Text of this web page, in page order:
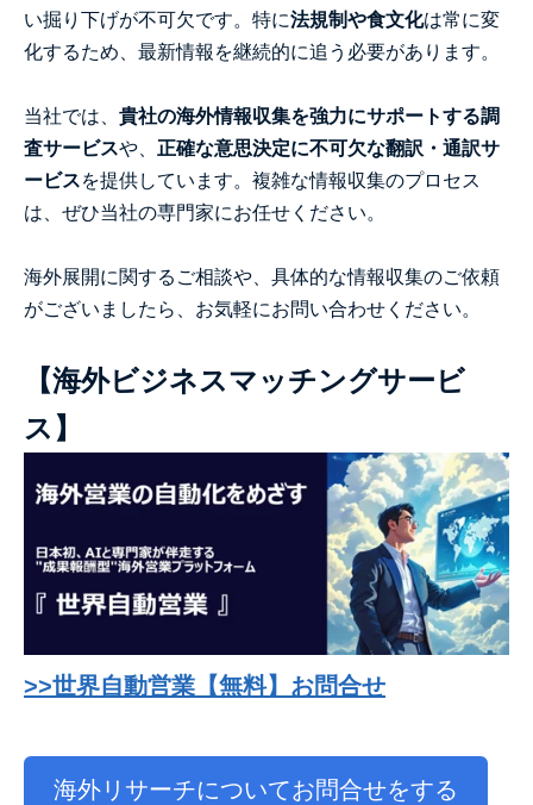
い掘り下げが不可欠です。特に法規制や食文化は常に変
化するため、最新情報を継続的に追う必要があります。
当社では、 貴社の海外情報収集を強力にサポートする調
査サービスや、 正確な意思決定に不可欠な翻訳・通訳サ
ービスを提供しています。複雑な情報収集のプロセス
は、ぜひ当社の専門家にお任せください。
海外展開に関するご相談や、具体的な情報収集のご依頼
がございましたら、お気軽にお問い合わせください。
【海外ビジネスマッチングサービ
ス】
>>世界自動営業【無料】お問合せ
海外リサーチについてお問合せをする